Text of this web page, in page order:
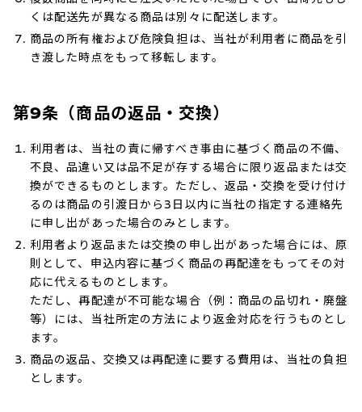
くは配送先が異なる商品は別々に配送します。
商品の所有権および危険負担は、当社が利用者に商品を引
き渡した時点をもって移転します。
第9条（商品の返品・交換）
利用者は、当社の責に帰すべき事由に基づく商品の不備、
不良、品違い又は品不足が存する場合に限り返品または交
換ができるものとします。ただし、返品・交換を受け付け
るのは商品の引渡日から3日以内に当社の指定する連絡先
に申し出があった場合のみとします。
利用者より返品または交換の申し出があった場合には、原
則として、申込内容に基づく商品の再配達をもってその対
応に代えるものとします。
ただし、再配達が不可能な場合（例：商品の品切れ・廃盤
等）には、当社所定の方法により返金対応を行うものとし
ます。
商品の返品、交換又は再配達に要する費用は、当社の負担
とします。